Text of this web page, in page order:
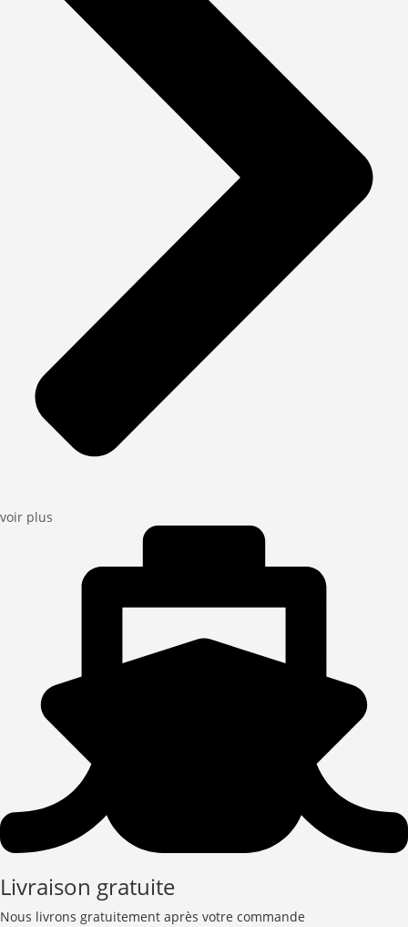
voir plus
Livraison gratuite
Nous livrons gratuitement après votre commande